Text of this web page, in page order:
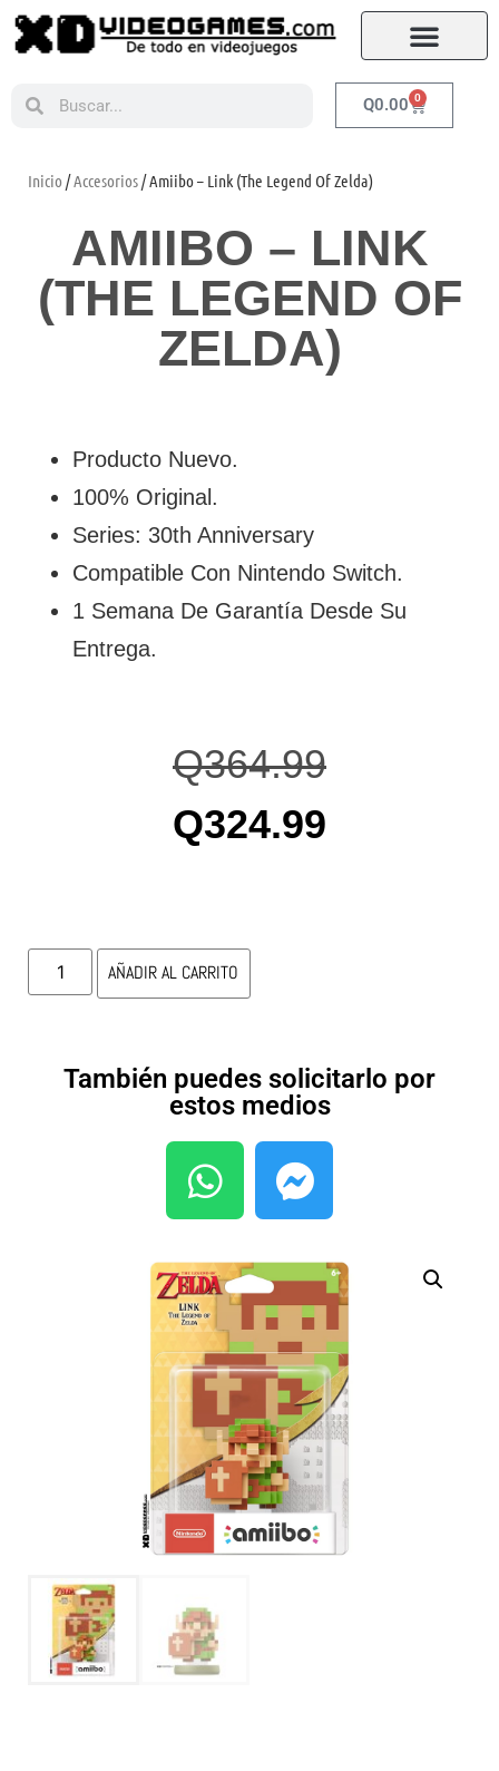
Q0.00 0
Inicio /Accesorios/ Amiibo – Link (The Legend Of Zelda)
AMIIBO – LINK
(THE LEGEND OF
ZELDA)
Producto Nuevo.
100% Original.
Series: 30th Anniversary
Compatible Con Nintendo Switch.
1 Semana De Garantía Desde Su
Entrega.
Q364.99
Q324.99
AÑADIR AL CARRITO
También puedes solicitarlo por
estos medios